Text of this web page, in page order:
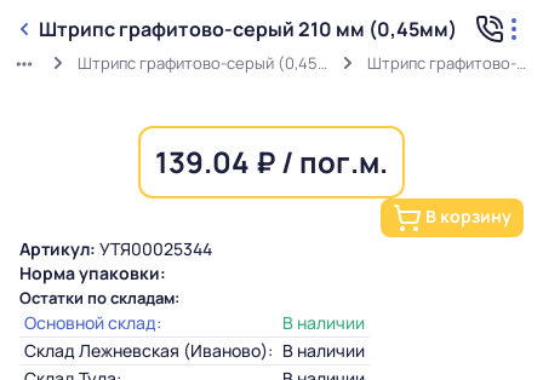
Штрипс графитово-серый 210 мм (0,45мм)
Штрипс графитово-серый (0,45мм) RAL 7024 в защитной пленке Штрипс графитово-серый 210 мм (0,45мм)
139.04 ₽ / пог.м.
В корзину
Артикул: УТЯ00025344
Норма упаковки:
Остатки по складам:
Основной склад:
В наличии
Склад Лежневская (Иваново): В наличии